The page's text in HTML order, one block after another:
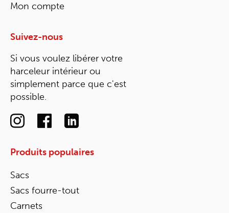
Mon compte
Suivez-nous
Si vous voulez libérer votre
harceleur intérieur ou
simplement parce que c'est
possible.
Produits populaires
Sacs
Sacs fourre-tout
Carnets